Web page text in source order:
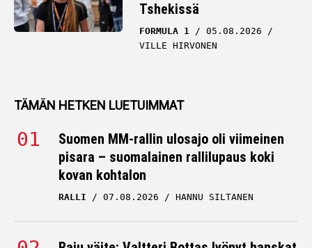
Tshekissä
FORMULA 1
05.08.2026
VILLE HIRVONEN
TÄMÄN HETKEN LUETUIMMAT
Suomen MM-rallin ulosajo oli viimeinen
pisara – suomalainen rallilupaus koki
kovan kohtalon
RALLI 07.08.2026 HANNU SILTANEN